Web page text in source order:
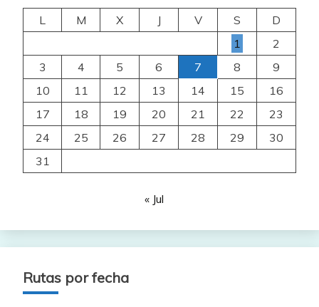
L
M X J V S
D
1
2
3
4 5 6 7 8
9
10
11 12 13 14 15
16
17
18 19 20 21 22
23
24
25 26 27 28 29
30
31
« Jul
Rutas por fecha